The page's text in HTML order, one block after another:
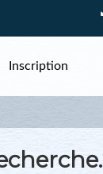
Inscription